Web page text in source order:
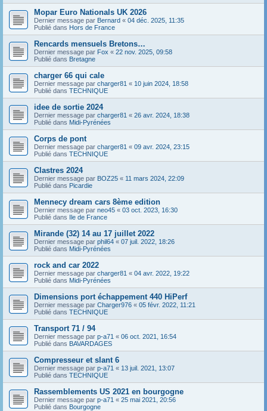
Mopar Euro Nationals UK 2026
Dernier message par Bernard « 04 déc. 2025, 11:35
Publié dans Hors de France
Rencards mensuels Bretons…
Dernier message par Fox « 22 nov. 2025, 09:58
Publié dans Bretagne
charger 66 qui cale
Dernier message par charger81 « 10 juin 2024, 18:58
Publié dans TECHNIQUE
idee de sortie 2024
Dernier message par charger81 « 26 avr. 2024, 18:38
Publié dans Midi-Pyrénées
Corps de pont
Dernier message par charger81 « 09 avr. 2024, 23:15
Publié dans TECHNIQUE
Clastres 2024
Dernier message par BOZ25 « 11 mars 2024, 22:09
Publié dans Picardie
Mennecy dream cars 8ème edition
Dernier message par neo45 « 03 oct. 2023, 16:30
Publié dans Ile de France
Mirande (32) 14 au 17 juillet 2022
Dernier message par phil64 « 07 juil. 2022, 18:26
Publié dans Midi-Pyrénées
rock and car 2022
Dernier message par charger81 « 04 avr. 2022, 19:22
Publié dans Midi-Pyrénées
Dimensions port échappement 440 HiPerf
Dernier message par Charger976 « 05 févr. 2022, 11:21
Publié dans TECHNIQUE
Transport 71 / 94
Dernier message par p-a71 « 06 oct. 2021, 16:54
Publié dans BAVARDAGES
Compresseur et slant 6
Dernier message par p-a71 « 13 juil. 2021, 13:07
Publié dans TECHNIQUE
Rassemblements US 2021 en bourgogne
Dernier message par p-a71 « 25 mai 2021, 20:56
Publié dans Bourgogne